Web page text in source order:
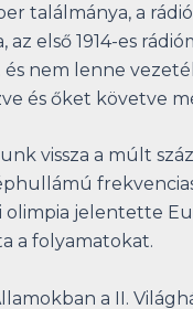
találmánya, a
az első 1914-es
és nem lenne
és őket követve
vissza a múlt
olimpia jelentette
a folyamatokat.
a II.